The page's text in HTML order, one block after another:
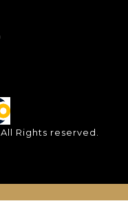
Rights reserved.